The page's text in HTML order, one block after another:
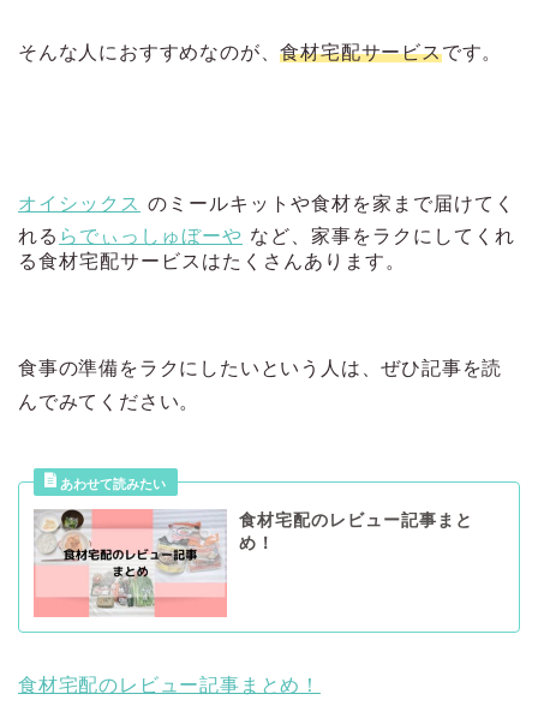
そんな人におすすめなのが、食材宅配サービスです。
オイシックス のミールキットや食材を家まで届けてく
れる らでぃっしゅぼーや など、家事をラクにしてくれ
る食材宅配サービスはたくさんあります。
食事の準備をラクにしたいという人は、ぜひ記事を読
んでみてください。
食材宅配のレビュー記事まと
め！
食材宅配のレビュー記事まとめ！